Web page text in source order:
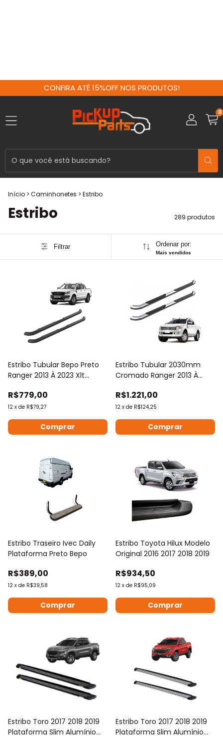
CONFIRA ATÉ 15%OFF NOS PRODUTOS!
0
Início > Caminhonetes > Estribo
Estribo 289 produtos
Filtrar Ordenar por:
Mais vendidos
Estribo Tubular Bepo Preto
Ranger 2013 À 2023 Xlt
R$779,00
12 x de R$79,27
Estribo Tubular 2030mm
Cromado Ranger 2013 À
R$1.221,00
12 x de R$124,25
Estribo Traseiro Ivec Daily
Plataforma Preto Bepo
R$389,00
12 x de R$39,58
Estribo Toyota Hilux Modelo
Original 2016 2017 2018 2019
R$934,50
12 x de R$95,09
Estribo Toro 2017 2018 2019
Plataforma Slim Alumínio
Estribo Toro 2017 2018 2019
Plataforma Slim Alumínio